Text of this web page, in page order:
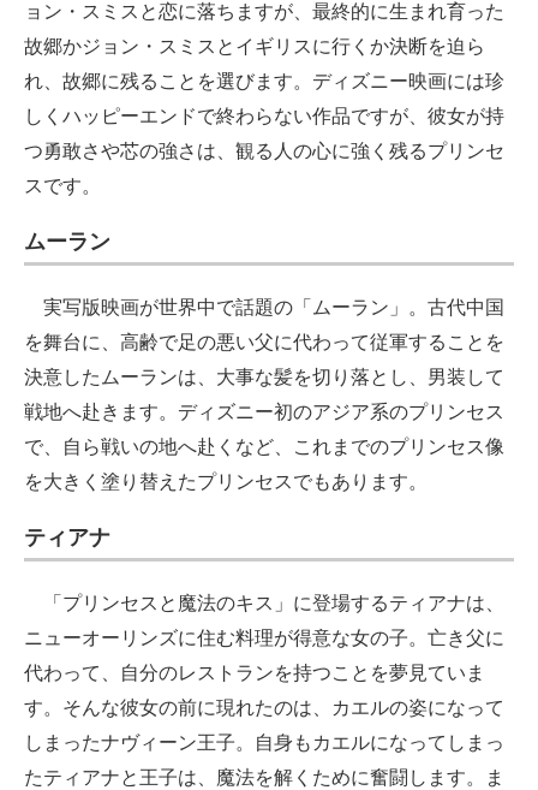
ョン・スミスと恋に落ちますが、最終的に生まれ育った
故郷かジョン・スミスとイギリスに行くか決断を迫ら
れ、故郷に残ることを選びます。ディズニー映画には珍
しくハッピーエンドで終わらない作品ですが、彼女が持
つ勇敢さや芯の強さは、観る人の心に強く残るプリンセ
スです。
ムーラン
実写版映画が世界中で話題の「ムーラン」。古代中国
を舞台に、高齢で足の悪い父に代わって従軍することを
決意したムーランは、大事な髪を切り落とし、男装して
戦地へ赴きます。ディズニー初のアジア系のプリンセス
で、自ら戦いの地へ赴くなど、これまでのプリンセス像
を大きく塗り替えたプリンセスでもあります。
ティアナ
「プリンセスと魔法のキス」に登場するティアナは、
ニューオーリンズに住む料理が得意な女の子。亡き父に
代わって、自分のレストランを持つことを夢見ていま
す。そんな彼女の前に現れたのは、カエルの姿になって
しまったナヴィーン王子。自身もカエルになってしまっ
たティアナと王子は、魔法を解くために奮闘します。ま